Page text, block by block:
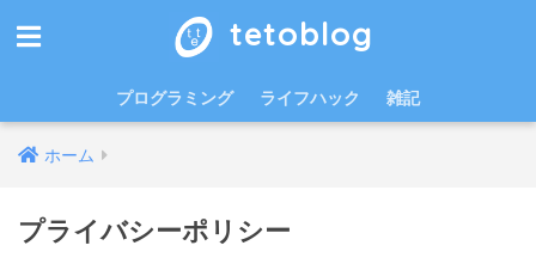
tetoblog
プログラミング ライフハック 雑記
ホーム
プライバシーポリシー